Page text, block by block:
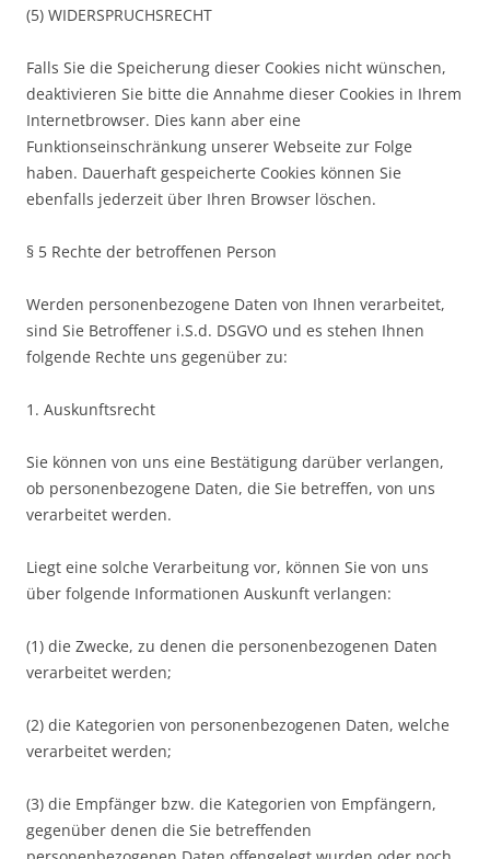
(5) WIDERSPRUCHSRECHT
Falls Sie die Speicherung dieser Cookies nicht wünschen,
deaktivieren Sie bitte die Annahme dieser Cookies in Ihrem
Internetbrowser. Dies kann aber eine
Funktionseinschränkung unserer Webseite zur Folge
haben. Dauerhaft gespeicherte Cookies können Sie
ebenfalls jederzeit über Ihren Browser löschen.
§ 5 Rechte der betroffenen Person
Werden personenbezogene Daten von Ihnen verarbeitet,
sind Sie Betroffener i.S.d. DSGVO und es stehen Ihnen
folgende Rechte uns gegenüber zu:
1. Auskunftsrecht
Sie können von uns eine Bestätigung darüber verlangen,
ob personenbezogene Daten, die Sie betreffen, von uns
verarbeitet werden.
Liegt eine solche Verarbeitung vor, können Sie von uns
über folgende Informationen Auskunft verlangen:
(1) die Zwecke, zu denen die personenbezogenen Daten
verarbeitet werden;
(2) die Kategorien von personenbezogenen Daten, welche
verarbeitet werden;
(3) die Empfänger bzw. die Kategorien von Empfängern,
gegenüber denen die Sie betreffenden